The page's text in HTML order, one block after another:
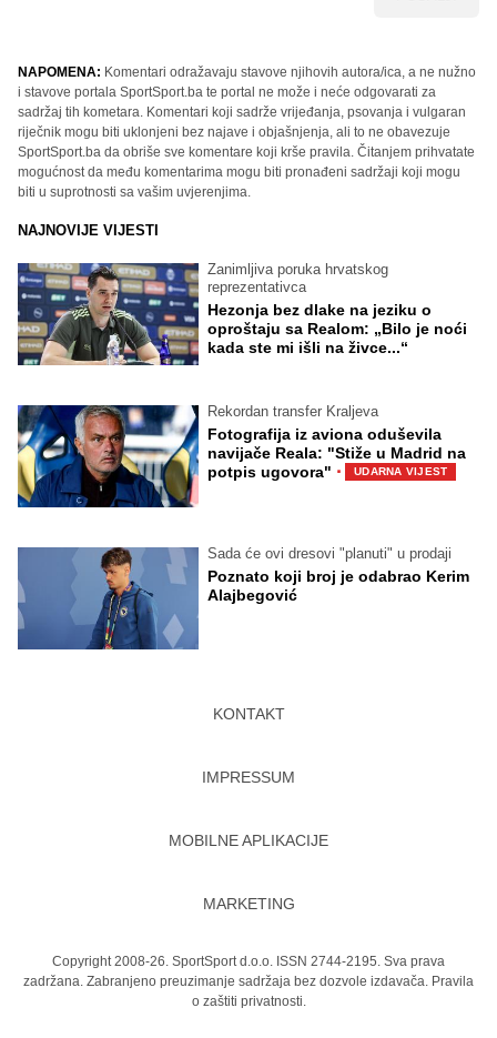
NAPOMENA: Komentari odražavaju stavove njihovih autora/ica, a ne nužno
i stavove portala SportSport.ba te portal ne može i neće odgovarati za
sadržaj tih kometara. Komentari koji sadrže vrijeđanja, psovanja i vulgaran
riječnik mogu biti uklonjeni bez najave i objašnjenja, ali to ne obavezuje
SportSport.ba da obriše sve komentare koji krše pravila. Čitanjem prihvatate
mogućnost da među komentarima mogu biti pronađeni sadržaji koji mogu
biti u suprotnosti sa vašim uvjerenjima.
NAJNOVIJE VIJESTI
Zanimljiva poruka hrvatskog
reprezentativca
Hezonja bez dlake na jeziku o
oproštaju sa Realom: „Bilo je noći
kada ste mi išli na živce...“
Rekordan transfer Kraljeva
Fotografija iz aviona oduševila
navijače Reala: "Stiže u Madrid na
potpis ugovora" · UDARNA VIJEST
Sada će ovi dresovi "planuti" u prodaji
Poznato koji broj je odabrao Kerim
Alajbegović
KONTAKT
IMPRESSUM
MOBILNE APLIKACIJE
MARKETING
Copyright 2008-26. SportSport d.o.o. ISSN 2744-2195. Sva prava
zadržana. Zabranjeno preuzimanje sadržaja bez dozvole izdavača. Pravila
o zaštiti privatnosti.